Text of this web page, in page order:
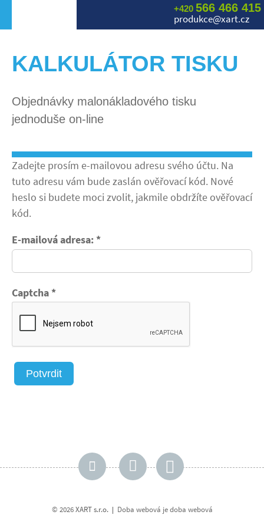
+420 566 466 415
produkce@xart.cz
KALKULÁTOR TISKU
Objednávky malonákladového tisku
jednoduše on-line
Zadejte prosím e-mailovou adresu svého účtu. Na
tuto adresu vám bude zaslán ověřovací kód. Nové
heslo si budete moci zvolit, jakmile obdržíte ověřovací
kód.
E-mailová adresa:*
Captcha*
Potvrdit
© 2026XART s.r.o. Doba webová je doba webová